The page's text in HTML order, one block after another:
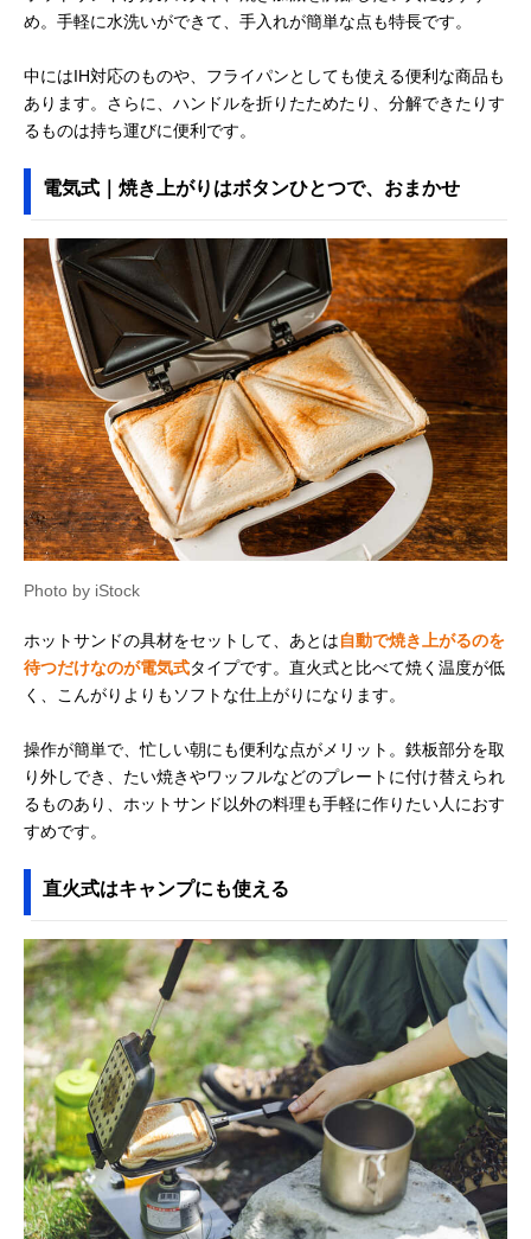
め。手軽に水洗いができて、手入れが簡単な点も特長です。
中にはIH対応のものや、フライパンとしても使える便利な商品も
あります。さらに、ハンドルを折りたためたり、分解できたりす
るものは持ち運びに便利です。
電気式｜焼き上がりはボタンひとつで、おまかせ
Photo by iStock
ホットサンドの具材をセットして、あとは自動で焼き上がるのを
待つだけなのが電気式タイプです。直火式と比べて焼く温度が低
く、こんがりよりもソフトな仕上がりになります。
操作が簡単で、忙しい朝にも便利な点がメリット。鉄板部分を取
り外しでき、たい焼きやワッフルなどのプレートに付け替えられ
るものあり、ホットサンド以外の料理も手軽に作りたい人におす
すめです。
直火式はキャンプにも使える